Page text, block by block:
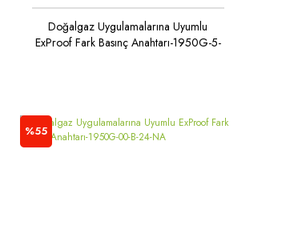
Doğalgaz Uygulamalarına Uyumlu
ExProof Fark Basınç Anahtarı-1950G-5-
%55